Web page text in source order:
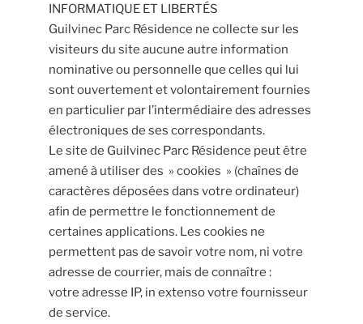
INFORMATIQUE ET LIBERTÉS
Guilvinec Parc Résidence ne collecte sur les
visiteurs du site aucune autre information
nominative ou personnelle que celles qui lui
sont ouvertement et volontairement fournies
en particulier par l’intermédiaire des adresses
électroniques de ses correspondants.
Le site de Guilvinec Parc Résidence peut être
amené à utiliser des » cookies » (chaînes de
caractères déposées dans votre ordinateur)
afin de permettre le fonctionnement de
certaines applications. Les cookies ne
permettent pas de savoir votre nom, ni votre
adresse de courrier, mais de connaître :
votre adresse IP, in extenso votre fournisseur
de service.